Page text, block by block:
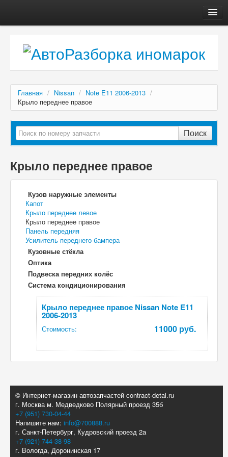
Автосервис
Как купить
Главная / Nissan / Note E11 2006-2013 /
Крыло переднее правое
Поиск
Крыло переднее правое
Кузов наружные элементы
Капот
Крыло переднее левое
Крыло переднее правое
Панель передняя
Усилитель переднего бампера
Кузовные стёкла
Оптика
Подвеска передних колёс
Система кондиционирования
Крыло переднее правое Nissan Note E11
2006-2013
Стоимость: 11000 руб.
© Интернет-магазин автозапчастей contract-detal.ru
г. Москва м. Медведково Полярный проезд 35б
+7 (951) 730-04-44
Напишите нам: info@700888.ru
г. Санкт-Петербург, Кудровский проезд 2а
+7 (921) 744-38-98
г. Вологда, Доронинская 17